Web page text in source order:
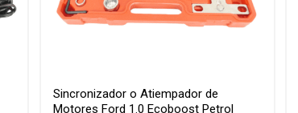
Sincronizador o Atiempador de
Motores Ford 1.0 Ecoboost Petrol